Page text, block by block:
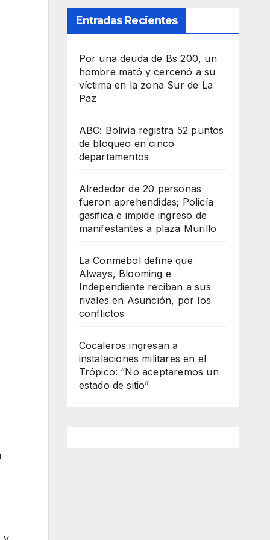
Entradas Recientes
Por una deuda de Bs 200, un
hombre mató y cercenó a su
víctima en la zona Sur de La
Paz
ABC: Bolivia registra 52 puntos
de bloqueo en cinco
departamentos
Alrededor de 20 personas
fueron aprehendidas; Policía
gasifica e impide ingreso de
manifestantes a plaza Murillo
La Conmebol define que
Always, Blooming e
Independiente reciban a sus
rivales en Asunción, por los
conflictos
Cocaleros ingresan a
instalaciones militares en el
Trópico: “No aceptaremos un
estado de sitio”